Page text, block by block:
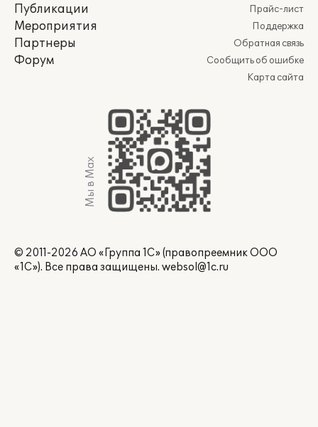
Публикации
Мероприятия
Партнеры
Форум
Прайс-лист
Поддержка
Обратная связь
Сообщить об ошибке
Карта сайта
Мы в Max
© 2011-2026 АО «Группа 1С» (правопреемник ООО
«1С»). Все права защищены. websol@1c.ru